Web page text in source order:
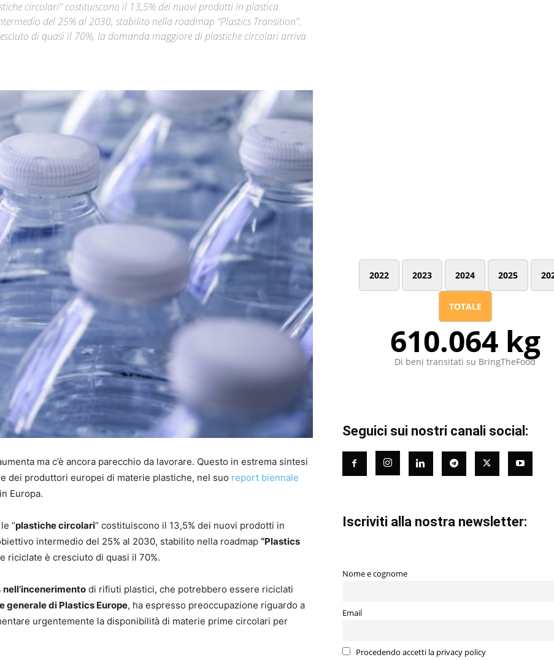
Città
circolari" costituiscono il 13,5% dei nuovi prodotti in plastica
del 25% al 2030, stabilito nella roadmap “Plastics Transition”.
di quasi il 70%, la domanda maggiore di plastiche circolari arriva
ma c’è ancora parecchio da lavorare. Questo in estrema sintesi
dei produttori europei di materie plastiche, nel suo report biennale
in Europa.
“plastiche circolari” costituiscono il 13,5% dei nuovi prodotti in
intermedio del 25% al 2030, stabilito nella roadmap “Plastics
riciclate è cresciuto di quasi il 70%.
nell’incenerimento di rifiuti plastici, che potrebbero essere riciclati
generale di Plastics Europe, ha espresso preoccupazione riguardo a
urgentemente la disponibilità di materie prime circolari per
2022 2023 2024 2025
TOTALE
610.064 kg
Di beni transitati su BringTheFood
Seguici sui nostri canali social:
Iscriviti alla nostra newsletter:
Nome e cognome
Email
Procedendo accetti la privacy policy